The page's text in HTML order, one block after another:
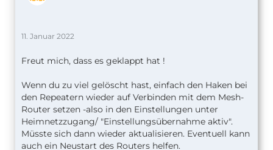
11. Januar 2022
Freut mich, dass es geklappt hat !
Wenn du zu viel gelöscht hast, einfach den Haken bei
den Repeatern wieder auf Verbinden mit dem Mesh-
Router setzen -also in den Einstellungen unter
Heimnetzzugang/ "Einstellungsübernahme aktiv".
Müsste sich dann wieder aktualisieren. Eventuell kann
auch ein Neustart des Routers helfen.